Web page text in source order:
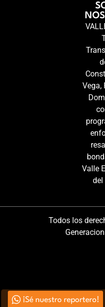
Vega,
Valle
del
Todos los
¡Sé nuestro reportero!